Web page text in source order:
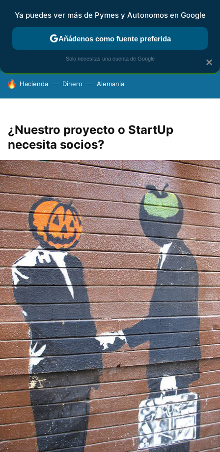
FISCALIDAD Y CONTABILIDAD KIT DIGITAL RENTA
HOY SE HABLA DE
Hacienda Dinero Alemania
¿Nuestro proyecto o StartUp
necesita socios?
×
Ya puedes ver más de Pymes y Autonomos en Google
Añádenos como fuente preferida
Solo necesitas una cuenta de Google